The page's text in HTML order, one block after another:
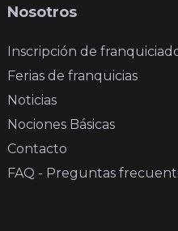
Nosotros
Inscripción de
Ferias de franquicias
Noticias
Nociones Básicas
Contacto
FAQ - Preguntas